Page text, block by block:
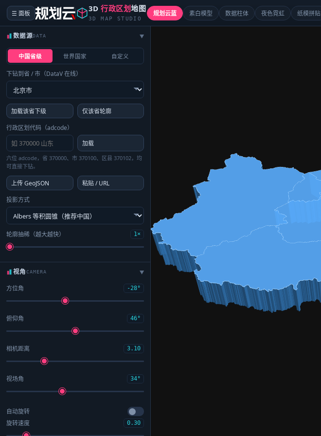
☰ 面板 3D行政区划地图
3D MAP STUDIO
规划云蓝 素白模型 数据柱体 夜色霓虹 纸模拼贴
数据源DATA ▶
中国省级 世界国家 自定义
下钻到省 / 市（DataV 在线）
加载该省下级
仅该省轮廓
行政区划代码（adcode）
加载
六位 adcode，省 370000、市 370100、区县 370102，均
可直接下钻。
上传 GeoJSON
粘贴 / URL
投影方式
轮廓抽稀（越大越快） 1×
视角CAMERA ▶
方位角 -28°
俯仰角 46°
相机距离 3.10
视场角 34°
自动旋转
旋转速度
0.30